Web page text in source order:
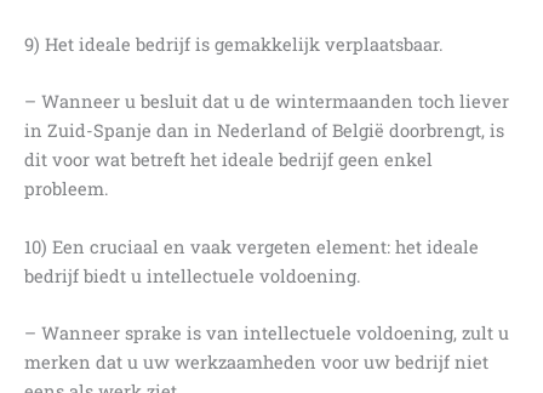
9) Het ideale bedrijf is gemakkelijk verplaatsbaar.
– Wanneer u besluit dat u de wintermaanden toch liever
in Zuid-Spanje dan in Nederland of België doorbrengt, is
dit voor wat betreft het ideale bedrijf geen enkel
probleem.
10) Een cruciaal en vaak vergeten element: het ideale
bedrijf biedt u intellectuele voldoening.
– Wanneer sprake is van intellectuele voldoening, zult u
merken dat u uw werkzaamheden voor uw bedrijf niet